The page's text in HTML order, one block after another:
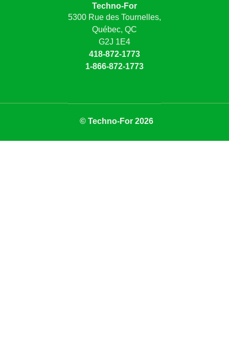
Techno-For
5300 Rue des Tournelles,
Québec, QC
G2J 1E4
418-872-1773
1-866-872-1773
© Techno-For 2026